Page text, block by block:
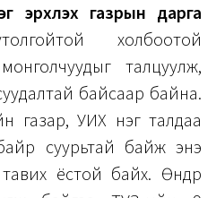
эрхлэх газрын дарга
холбоотой
талцуулж,
байсаар байна.
газар, УИХ нэг талдаа
суурьтай байж энэ
ёстой байх. Өнөөдөр